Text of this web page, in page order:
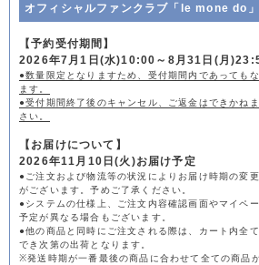
オフィシャルファンクラブ「le mone do
【予約受付期間】
2026年7月1日(水)10:00～8月31日(月
●数量限定となりますため、受付期間内であっても
ます。
●受付期間終了後のキャンセル、ご返金はできかね
さい。
【お届けについて】
2026年11月10日(火)お届け予定
●ご注文および物流等の状況によりお届け時期の変
がございます。予めご了承ください。
●システムの仕様上、ご注文内容確認画面やマイペ
予定が異なる場合もございます。
●他の商品と同時にご注文される際は、カート内全
でき次第の出荷となります。
※発送時期が一番最後の商品に合わせて全ての商品